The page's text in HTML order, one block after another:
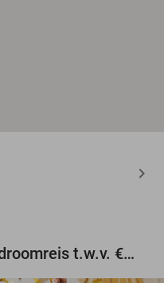
Maak gratis kans op een droomreis t.w.v. €3.000!